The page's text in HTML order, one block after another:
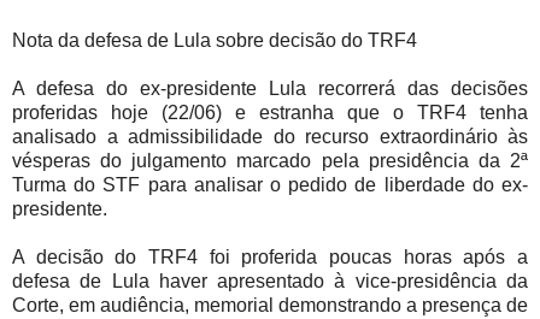
Nota da defesa de Lula sobre decisão do TRF4
A defesa do ex-presidente Lula recorrerá das decisões
proferidas hoje (22/06) e estranha que o TRF4 tenha
analisado a admissibilidade do recurso extraordinário às
vésperas do julgamento marcado pela presidência da 2ª
Turma do STF para analisar o pedido de liberdade do ex-
presidente.
A decisão do TRF4 foi proferida poucas horas após a
defesa de Lula haver apresentado à vice-presidência da
Corte, em audiência, memorial demonstrando a presença de